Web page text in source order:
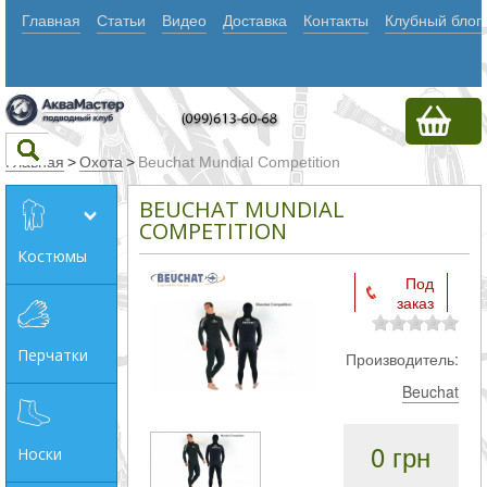
Главная Статьи Видео Доставка Контакты Клубный блог
Текст
Искать
Любое из
слов
слова
Точное
Главная >Охота > Beuchat Mundial Competition
Костюмы
Перчатки
Носки
BEUCHAT MUNDIAL
COMPETITION
Под
заказ
Производитель:
Beuchat
0 грн